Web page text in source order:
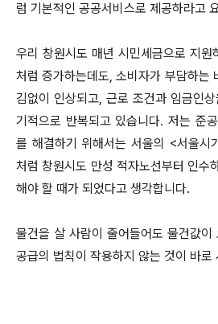
럼 기본적인 공공서비스로 제공하라고
우리 창원시도 매년 시민세금으로 지원
처럼 증가하는데도, 소비자가 부담하는
김없이 인상되고, 근로 조건과 임금인
기적으로 반복되고 있습니다. 저는 준
를 해결하기 위해서는 서울의 <서울시
처럼 창원시도 만성 적자노선부터 인수
해야 할 때가 되었다고 생각합니다.
물건을 살 사람이 줄어들어도 물건값
공급의 법칙이 작용하지 않는 것이 바로